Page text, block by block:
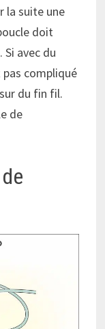
la suite une
doit
avec du
pas compliqué
du fin fil.
de